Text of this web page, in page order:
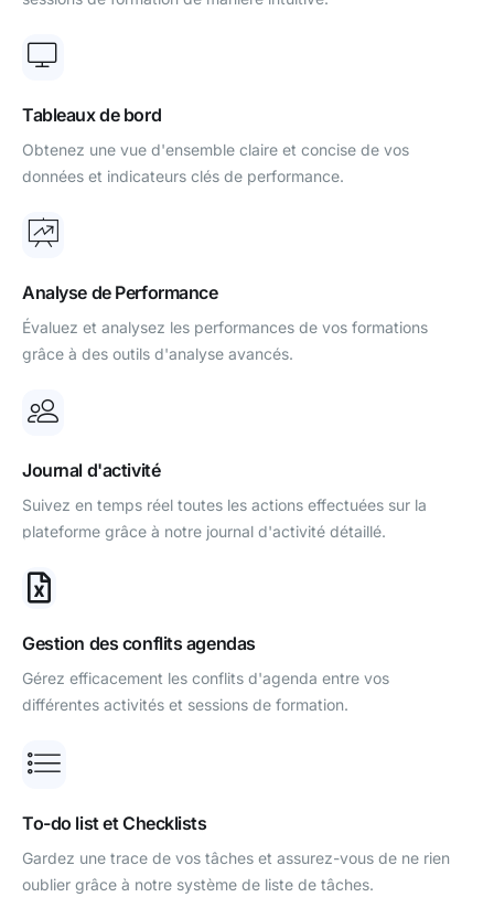
Tableaux de bord
Obtenez une vue d'ensemble claire et concise de vos
données et indicateurs clés de performance.
Analyse de Performance
Évaluez et analysez les performances de vos formations
grâce à des outils d'analyse avancés.
Journal d'activité
Suivez en temps réel toutes les actions effectuées sur la
plateforme grâce à notre journal d'activité détaillé.
Gestion des conflits agendas
Gérez efficacement les conflits d'agenda entre vos
différentes activités et sessions de formation.
To-do list et Checklists
Gardez une trace de vos tâches et assurez-vous de ne rien
oublier grâce à notre système de liste de tâches.